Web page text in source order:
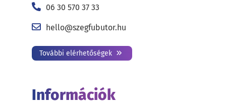
06 30 570 37 33
hello@szegfubutor.hu
További elérhetőségek
Információk